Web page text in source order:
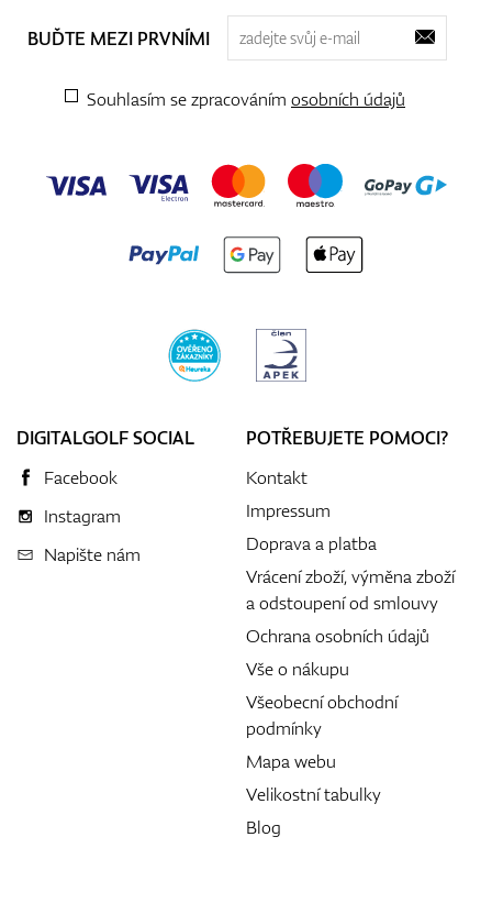
BUĎTE MEZI PRVNÍMI
Souhlasím se zpracováním osobních údajů
DIGITALGOLF SOCIAL
Facebook
Instagram
Napište nám
POTŘEBUJETE POMOCI?
Kontakt
Impressum
Doprava a platba
Vrácení zboží, výměna zboží
a odstoupení od smlouvy
Ochrana osobních údajů
Vše o nákupu
Všeobecní obchodní
podmínky
Mapa webu
Velikostní tabulky
Blog